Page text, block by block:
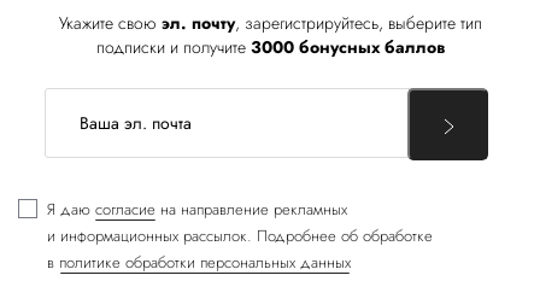
Укажите свою эл. почту, зарегистрируйтесь, выберите тип
подписки и получите 3000 бонусных баллов
Я даю согласие на направление рекламных
и информационных рассылок. Подробнее об обработке
в политике обработки персональных данных